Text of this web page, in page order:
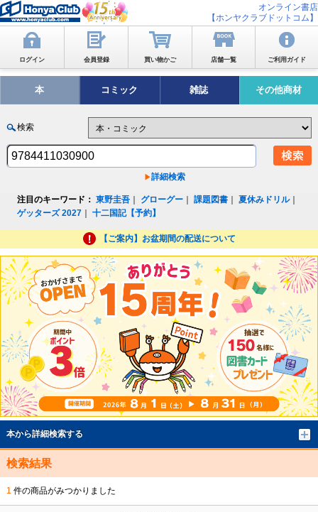
オンライン書店
【ホンヤクラブドットコム】
ログイン 会員登録 買い物かご 店舗一覧 ご利用ガイド
本 コミック 雑誌 その他商材
検索
詳細検索
注目のキーワード： 東野圭吾 グローグー ｜課題図書 ｜夏休みドリル｜
ゲッターズ 2027 ｜十二国記【予約】
【ご案内】お盆期間の配送について
本から詳細検索する
検索結果
1 件の商品がみつかりました